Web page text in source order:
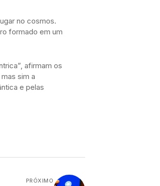
no cosmos.
formado em um
afirmam os
sim a
e pelas
PRÓXIMO